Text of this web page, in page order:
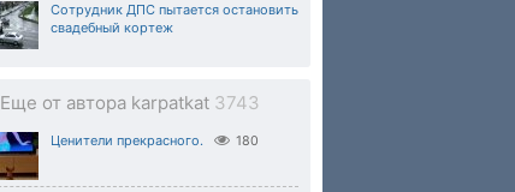
Сотрудник ДПС пытается остановить
свадебный кортеж
Еще от автора karpatkat 3743
Ценители прекрасного. 180